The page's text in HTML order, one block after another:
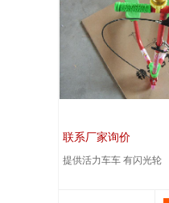
联系厂家询价
提供活力车车 有闪光轮